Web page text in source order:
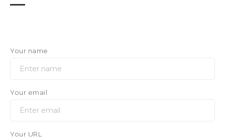
Your name
Your email
Your URL